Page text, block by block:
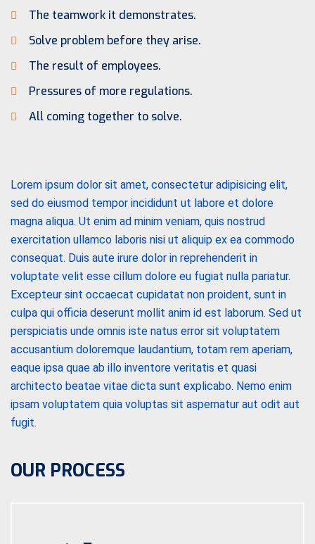
The teamwork it demonstrates.
Solve problem before they arise.
The result of employees.
Pressures of more regulations.
All coming together to solve.
Lorem ipsum dolor sit amet, consectetur adipisicing elit,
sed do eiusmod tempor incididunt ut labore et dolore
magna aliqua. Ut enim ad minim veniam, quis nostrud
exercitation ullamco laboris nisi ut aliquip ex ea commodo
consequat. Duis aute irure dolor in reprehenderit in
voluptate velit esse cillum dolore eu fugiat nulla pariatur.
Excepteur sint occaecat cupidatat non proident, sunt in
culpa qui officia deserunt mollit anim id est laborum. Sed ut
perspiciatis unde omnis iste natus error sit voluptatem
accusantium doloremque laudantium, totam rem aperiam,
eaque ipsa quae ab illo inventore veritatis et quasi
architecto beatae vitae dicta sunt explicabo. Nemo enim
ipsam voluptatem quia voluptas sit aspernatur aut odit aut
fugit.
OUR PROCESS